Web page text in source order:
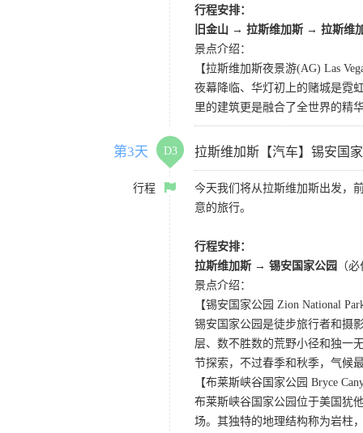
行程安排：
旧金山 → 拉斯维加斯 → 拉斯维
景点介绍：
【拉斯维加斯夜景游(AG) Las
夜幕降临、华灯初上的赌城是霓
里的建筑更是融合了全世界的精
第3天 D3 拉斯维加斯【汽车】锡安国
行程
今天我们将从拉斯维加斯出发，
意的旅行。
行程安排：
拉斯维加斯 → 锡安国家公园
（
景点介绍：
【锡安国家公园 Zion National
锡安国家公园是徒步旅行者和摄
层、数不胜数的荒野小径和独一
节探索，不过春季和秋季，气候
【布莱斯峡谷国家公园 Bryce
布莱斯峡谷国家公园位于美国犹
场。其独特的地理结构称为岩柱